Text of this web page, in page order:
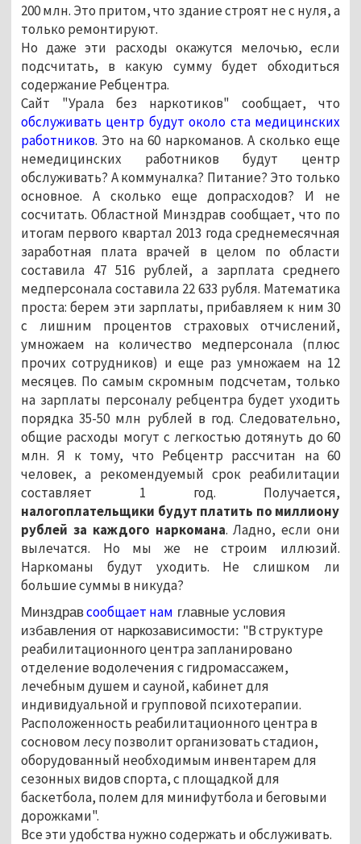
200 млн. Это притом, что здание строят не с нуля, а
только ремонтируют.
Но даже эти расходы окажутся мелочью, если
подсчитать, в какую сумму будет обходиться
содержание Ребцентра.
Сайт "Урала без наркотиков" сообщает, что
обслуживать центр будут около ста медицинских
работников. Это на 60 наркоманов. А сколько еще
немедицинских работников будут центр
обслуживать? А коммуналка? Питание? Это только
основное. А сколько еще допрасходов? И не
сосчитать. Областной Минздрав сообщает, что по
итогам первого квартал 2013 года среднемесячная
заработная плата врачей в целом по области
составила 47 516 рублей, а зарплата среднего
медперсонала составила 22 633 рубля. Математика
проста: берем эти зарплаты, прибавляем к ним 30
с лишним процентов страховых отчислений,
умножаем на количество медперсонала (плюс
прочих сотрудников) и еще раз умножаем на 12
месяцев. По самым скромным подсчетам, только
на зарплаты персоналу ребцентра будет уходить
порядка 35-50 млн рублей в год. Следовательно,
общие расходы могут с легкостью дотянуть до 60
млн. Я к тому, что Ребцентр рассчитан на 60
человек, а рекомендуемый срок реабилитации
составляет 1 год. Получается,
налогоплательщики будут платить по миллиону
рублей за каждого наркомана. Ладно, если они
вылечатся. Но мы же не строим иллюзий.
Наркоманы будут уходить. Не слишком ли
большие суммы в никуда?
Минздравсообщает нам главные условия
избавления от наркозависимости: "В структуре
реабилитационного центра запланировано
отделение водолечения с гидромассажем,
лечебным душем и сауной, кабинет для
индивидуальной и групповой психотерапии.
Расположенность реабилитационного центра в
сосновом лесу позволит организовать стадион,
оборудованный необходимым инвентарем для
сезонных видов спорта, с площадкой для
баскетбола, полем для минифутбола и беговыми
дорожками".
Все эти удобства нужно содержать и обслуживать.